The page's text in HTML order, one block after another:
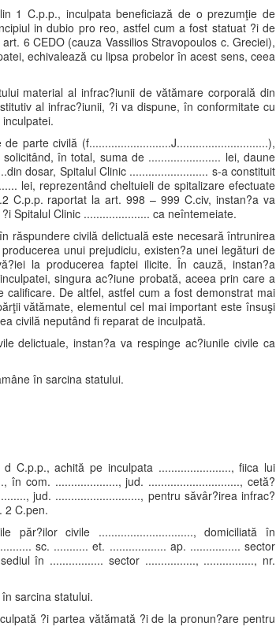
1 C.p.p., inculpata beneficiază de o prezumţie de
in dubio pro reo, astfel cum a fost statuat ?i de
6 CEDO (cauza Vassilios Stravopoulos c. Greciei),
echivalează cu lipsa probelor în acest sens, ceea
material al infrac?iunii de vătămare corporală din
al infrac?iunii, ?i va dispune, în conformitate cu
parte civilă (f..........................J.............................),
în total, suma de ....................... lei, daune
dosar, Spitalul Clinic ......................... s-a constituit
lei, reprezentând cheltuieli de spitalizare efectuate
C.p.p. raportat la art. 998 – 999 C.civ, instan?a va
Spitalul Clinic ..................... ca neîntemeiate.
răspundere civilă delictuală este necesară întrunirea
unui prejudiciu, existen?a unei legături de
la producerea faptei ilicite. În cauză, instan?a
singura ac?iune probată, aceea prin care a
De altfel, astfel cum a fost demonstrat mai
vătămate, elementul cel mai important este însuşi
civilă neputând fi reparat de inculpată.
delictuale, instan?a va respinge ac?iunile civile ca
în sarcina statului.
achită pe inculpata ......................., fiica lui
în com. ...................., jud. ............................., cetă?
jud. ..........................., pentru săvâr?irea infrac?
2 C.pen.
civile .............................., domiciliată în
sc. ........... et. .................. ap. ................ sector
în ................. sector ................, ................, nr.
sarcina statului.
?i partea vătămată ?i de la pronun?are pentru